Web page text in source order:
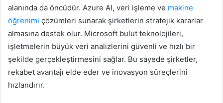
alanında da öncüdür. Azure AI, veri işleme ve makine
öğrenimi çözümleri sunarak şirketlerin stratejik kararlar
almasına destek olur. Microsoft bulut teknolojileri,
işletmelerin büyük veri analizlerini güvenli ve hızlı bir
şekilde gerçekleştirmesini sağlar. Bu sayede şirketler,
rekabet avantajı elde eder ve inovasyon süreçlerini
hızlandırır.